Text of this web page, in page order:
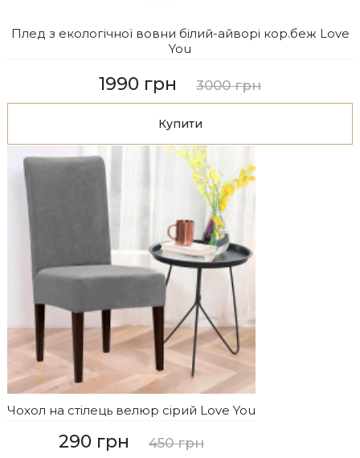
Плед з екологічної вовни білий-айворі кор.беж Love
You
1990 грн 3000 грн
Купити
Чохол на стілець велюр сірий Love You
290 грн 450 грн